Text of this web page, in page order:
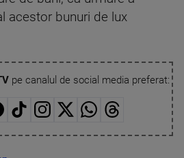
acestor bunuri de lux
pe canalul de social media preferat: